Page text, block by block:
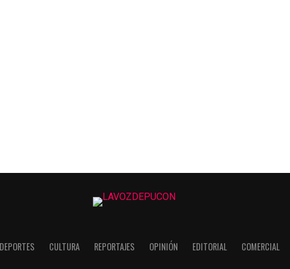
DEPORTES CULTURA REPORTAJES OPINIÓN EDITORIAL COMERCIAL